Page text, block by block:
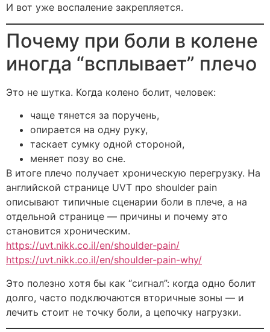
И вот уже воспаление закрепляется.
Почему при боли в колене
иногда “всплывает” плечо
Это не шутка. Когда колено болит, человек:
чаще тянется за поручень,
опирается на одну руку,
таскает сумку одной стороной,
меняет позу во сне.
В итоге плечо получает хроническую перегрузку. На
английской странице UVT про shoulder pain
описывают типичные сценарии боли в плече, а на
отдельной странице — причины и почему это
становится хроническим.
https://uvt.nikk.co.il/en/shoulder-pain/
https://uvt.nikk.co.il/en/shoulder-pain-why/
Это полезно хотя бы как “сигнал”: когда одно болит
долго, часто подключаются вторичные зоны — и
лечить стоит не точку боли, а цепочку нагрузки.